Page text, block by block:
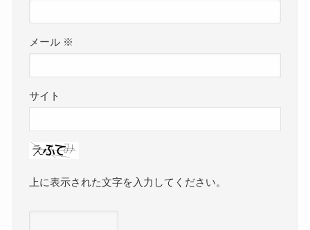
メール ※
サイト
上に表示された文字を入力してください。